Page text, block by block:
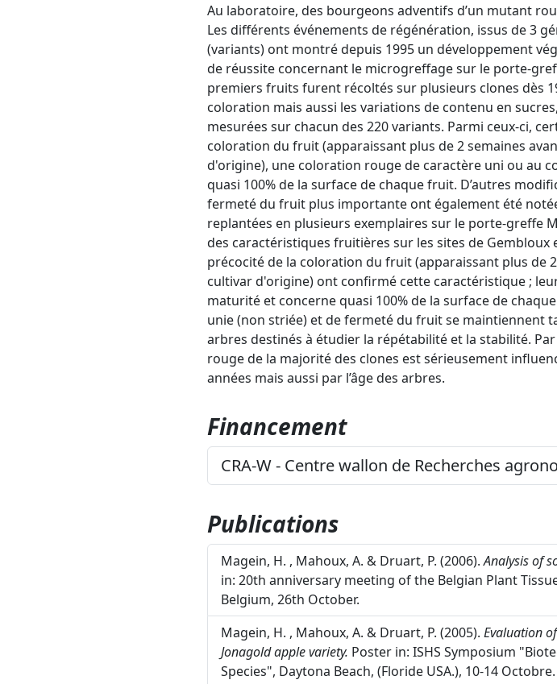
Au laboratoire, des bourgeons adventifs d’un mutant
Les différents événements de régénération, issus de 3
(variants) ont montré depuis 1995 un développement
de réussite concernant le microgreffage sur le porte-
premiers fruits furent récoltés sur plusieurs clones dès
coloration mais aussi les variations de contenu en
mesurées sur chacun des 220 variants. Parmi ceux-ci,
coloration du fruit (apparaissant plus de 2 semaines
d'origine), une coloration rouge de caractère uni ou au
quasi 100% de la surface de chaque fruit. D’autres
fermeté du fruit plus importante ont également été
replantées en plusieurs exemplaires sur le porte-greffe
des caractéristiques fruitières sur les sites de
précocité de la coloration du fruit (apparaissant plus de
cultivar d'origine) ont confirmé cette caractéristique ;
maturité et concerne quasi 100% de la surface de
unie (non striée) et de fermeté du fruit se maintiennent
arbres destinés à étudier la répétabilité et la stabilité.
rouge de la majorité des clones est sérieusement
années mais aussi par l’âge des arbres.
Financement
CRA-W - Centre wallon de Recherches
Publications
Magein, H. , Mahoux, A. & Druart, P. (2006).Analysis of
in: 20th anniversary meeting of the Belgian Plant
Belgium, 26th October.
Magein, H. , Mahoux, A. & Druart, P. (2005). Evaluation
Jonagold apple variety. Poster in: ISHS Symposium
Species", Daytona Beach, (Floride USA.), 10-14 Octobre.